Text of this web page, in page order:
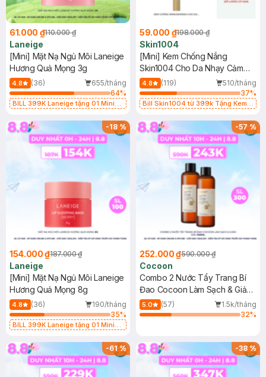
61.000 ₫110.000 ₫
Laneige
[Mini] Mặt Nạ Ngủ Môi Laneige
Hương Quả Mọng 3g
4.8 (36)
655/tháng
64%
BILL 399K Laneige tặng 01 Mini
Nước 15ml (SL có hạn)
59.000 ₫198.000 ₫
Skin1004
[Mini] Kem Chống Nắng
Skin1004 Cho Da Nhạy Cảm
SPF 50+ 20ml
4.8 (119)
510/tháng
37%
Bill Skin1004 từ 399k Tặng Kem
SPF 50+ 20ml (SL Có Hạn)
-18%
154.000 ₫187.000 ₫
Laneige
[Mini] Mặt Nạ Ngủ Môi Laneige
Hương Quả Mọng 8g
4.8 (36)
190/tháng
35%
BILL 399K Laneige tặng 01 Mini
Nước 15ml (SL có hạn)
-57%
252.000 ₫590.000 ₫
Cocoon
Combo 2 Nước Tẩy Trang Bí
Đao Cocoon Làm Sạch & Giảm
Dầu 500ml
5.0 (57)
1.5k/tháng
32%
-61% -38%